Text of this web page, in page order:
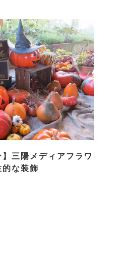
】三陽メディアフラワ
な装飾